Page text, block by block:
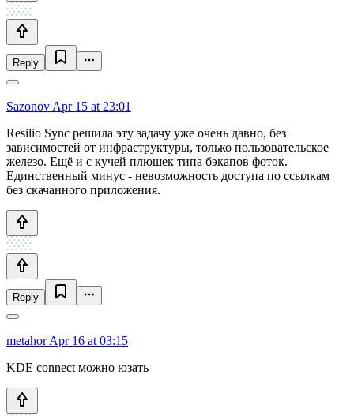
Reply
Sazonov Apr 15 at 23:01
Resilio Sync решила эту задачу уже очень давно, без
зависимостей от инфраструктуры, только пользовательское
железо. Ещё и с кучей плюшек типа бэкапов фоток.
Единственный минус - невозможность доступа по ссылкам
без скачанного приложения.
Reply
metahorApr 16 at 03:15
KDE connect можно юзать